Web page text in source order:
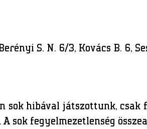
S. N. 6/3, Kovács B. 6,
sok hibával játszottunk,
sok fegyelmezetlenség